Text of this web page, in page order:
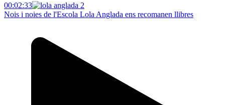
00:02:33
Nois i noies de l'Escola Lola Anglada ens recomanen llibres